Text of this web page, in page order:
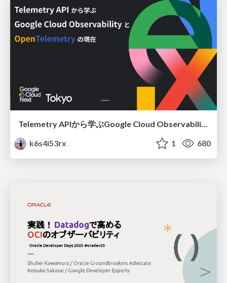
Telemetry APIから学ぶGoogle Cloud ObservabilityとOpenTelemetryの現在 / getting-started-telemetry-api-with-google-cloud
k6s4i53rx
1 680